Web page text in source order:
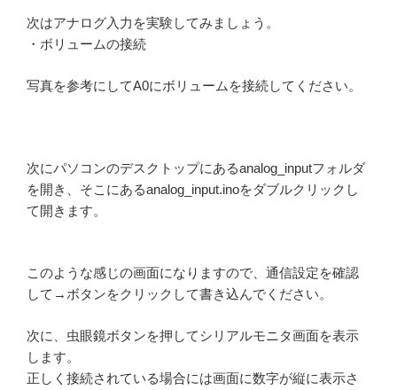
次はアナログ入力を実験してみましょう。
・ボリュームの接続
写真を参考にしてA0にボリュームを接続してください。
次にパソコンのデスクトップにあるanalog_inputフォルダ
を開き、そこにあるanalog_input.inoをダブルクリックし
て開きます。
このような感じの画面になりますので、通信設定を確認
して→ボタンをクリックして書き込んでください。
次に、虫眼鏡ボタンを押してシリアルモニタ画面を表示
します。
正しく接続されている場合には画面に数字が縦に表示さ